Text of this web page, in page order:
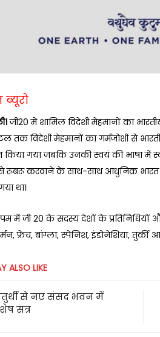
ब्यूरो
जी20 में शामिल विदेशी मेहमानों का
तक विदेशी मेहमानों का गर्मजोशी से
गया जबकि उनकी स्वयं की भाषा में
रूबरू करवाने के साथ-साथ आधुनिक भारत
था।
में जी 20 के सदस्य देशों के प्रतिनिधियों
फ्रेंच, बांग्ला, स्पेनिश, इंडोनेशिया,
ALSO LIKE
से नए संसद भवन में
सत्र